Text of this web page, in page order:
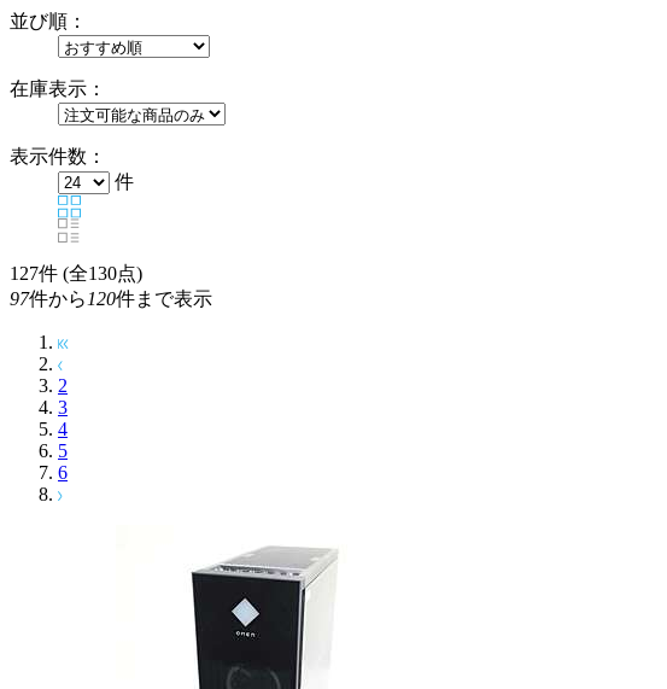
並び順：
在庫表示：
表示件数：
件
127件 (全130点)
97件から 120件まで表示
2
3
4
5
6